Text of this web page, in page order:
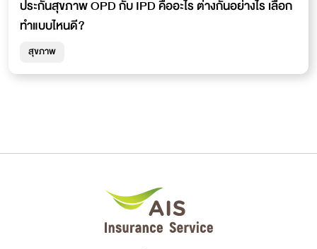
ประกันสุขภาพ OPD กับ IPD คืออะไร ต่างกันอย่างไร เลือก
ทำแบบไหนดี?
สุขภาพ